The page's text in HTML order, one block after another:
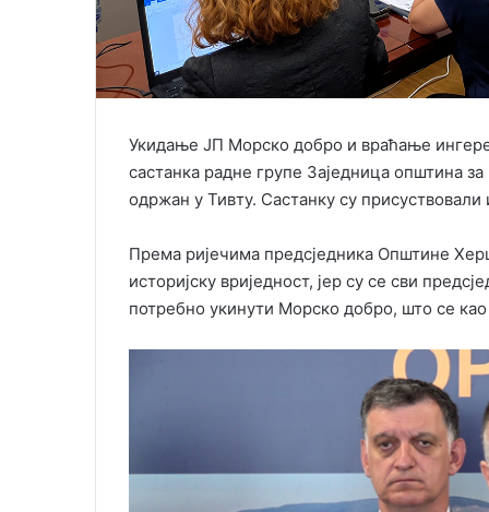
Укидање ЈП Морско добро и враћање
састанка радне групе Заједница општина
одржан у Тивту. Састанку су
Према ријечима предсједника Општине
историјску вриједност, јер су се сви
потребно укинути Морско добро, што се